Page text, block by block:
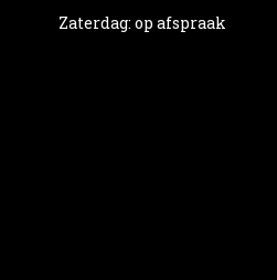
Zaterdag: op afspraak